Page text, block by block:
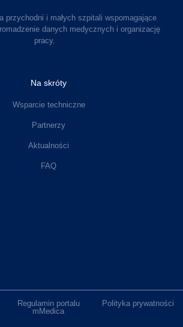
przychodni i małych szpitali wspomagające
danych medycznych i organizację
pracy.
Na skróty
Wsparcie techniczne
Partnerzy
Aktualności
FAQ
Regulamin portalu
mMedica
Polityka prywatności